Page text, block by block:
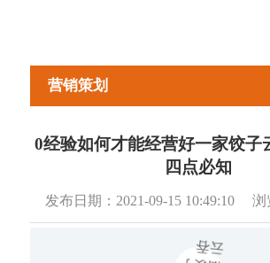
营销策划
0经验如何才能经营好一家饺子
四点必知
发布日期： 2021-09-15 10:49:10 浏